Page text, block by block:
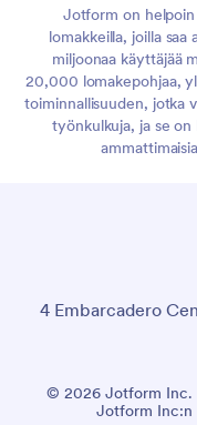
Jotform on helpoin
lomakkeilla, joilla
miljoonaa käyttäjää
20,000 lomakepohjaa,
toiminnallisuuden, jotka
työnkulkuja, ja se
4 Embarcadero
© 2026 Jotform Inc.
Jotform Inc:n